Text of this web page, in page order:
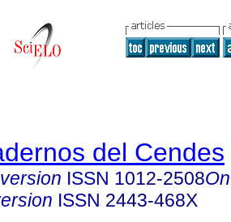
del Cendes
ISSN 1012-2508
ISSN 2443-468X